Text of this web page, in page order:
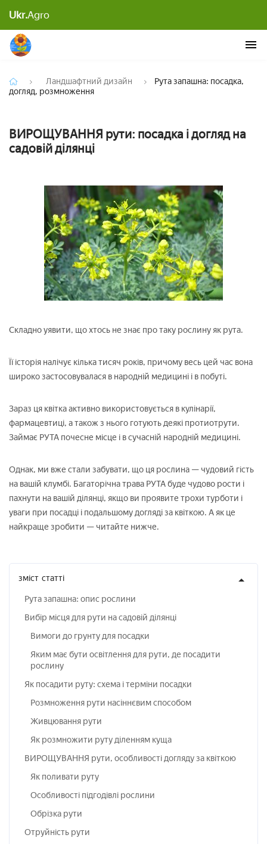
Ukr.Agro
Ландшафтний дизайн
Рута запашна: посадка,
догляд, розмноження
ВИРОЩУВАННЯ рути: посадка і догляд на
садовій ділянці
Складно уявити, що хтось не знає про таку рослину як рута.
Її історія налічує кілька тисяч років, причому весь цей час вона
широко застосовувалася в народній медицині і в побуті.
Зараз ця квітка активно використовується в кулінарії,
фармацевтиці, а також з нього готують деякі протиотрути.
Займає РУТА почесне місце і в сучасній народній медицині.
Однак, ми вже стали забувати, що ця рослина — чудовий гість
на вашій клумбі. Багаторічна трава РУТА буде чудово рости і
пахнути на вашій ділянці, якщо ви проявите трохи турботи і
уваги при посадці і подальшому догляді за квіткою. А як це
найкраще зробити — читайте нижче.
зміст статті
Рута запашна: опис рослини
Вибір місця для рути на садовій ділянці
Вимоги до грунту для посадки
Яким має бути освітлення для рути, де посадити
рослину
Як посадити руту: схема і терміни посадки
Розмноження рути насіннєвим способом
Живцювання рути
Як розмножити руту діленням куща
ВИРОЩУВАННЯ рути, особливості догляду за квіткою
Як поливати руту
Особливості підгодівлі рослини
Обрізка рути
Отруйність рути